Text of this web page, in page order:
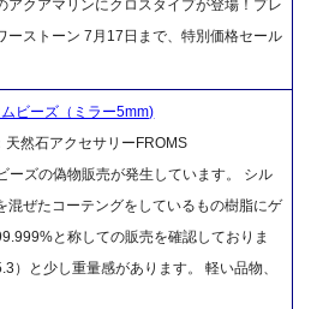
アクアマリンにクロスタイプが登場！プレ
ーストーン 7月17日まで、特別価格セール
ビーズ（ミラー5mm)
然石アクセサリーFROMS
ーズの偽物販売が発生しています。 シル
混ぜたコーテングをしているもの樹脂にゲ
と称しての販売を確認しておりま
）と少し重量感があります。 軽い品物、